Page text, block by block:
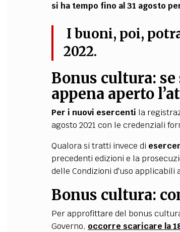
si ha tempo fino al 31 agosto
I buoni, poi,
2022.
Bonus cultura: se
appena aperto
Per i nuovi esercenti la
agosto 2021 con le credenziali
Qualora si tratti invece di
precedenti edizioni e la
delle Condizioni d'uso applicabili
Bonus cultura:
Per approfittare del bonus
Governo, occorre scaricare la